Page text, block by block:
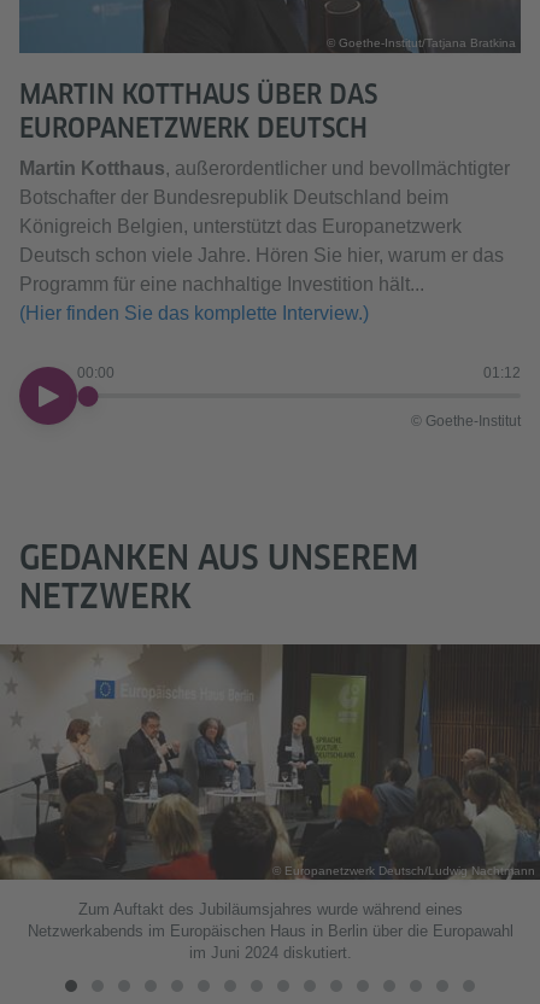
© Goethe-Institut/Tatjana Bratkina
MARTIN KOTTHAUS ÜBER DAS
EUROPANETZWERK DEUTSCH
Martin Kotthaus, außerordentlicher und bevollmächtigter
Botschafter der Bundesrepublik Deutschland beim
Königreich Belgien, unterstützt das Europanetzwerk
Deutsch schon viele Jahre. Hören Sie hier, warum er das
Programm für eine nachhaltige Investition hält...
(Hier finden Sie das komplette Interview.)
00:00 01:12
00:00
© Goethe-Institut
GEDANKEN AUS UNSEREM
NETZWERK
© Europanetzwerk Deutsch/Ludwig Nachtmann
Zum Auftakt des Jubiläumsjahres wurde während eines
Netzwerkabends im Europäischen Haus in Berlin über die Europawahl
im Juni 2024 diskutiert.